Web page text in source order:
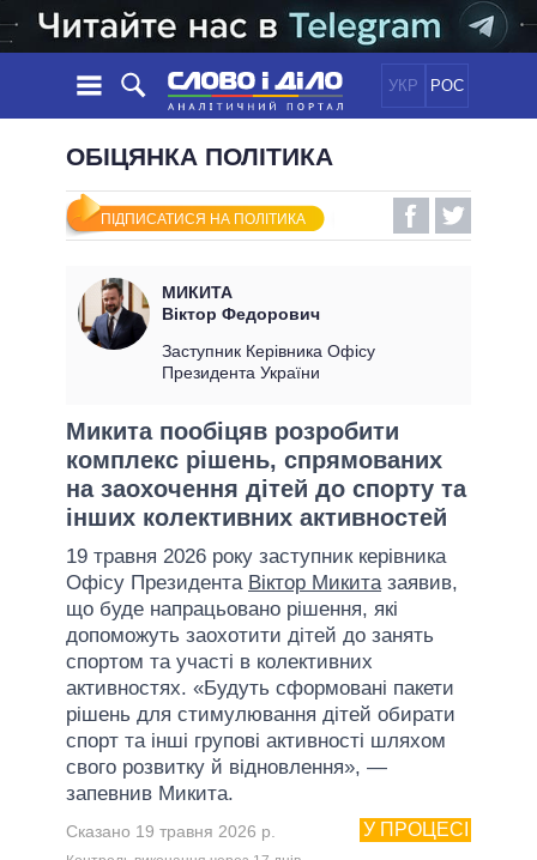
УКР РОС
НОВИНИ
СТРІЧКА
ПОДІЇ
СТАТТІ
ДУМКИ
ОГЛЯДИ
ДАЙДЖЕСТИ
ПОЛІТИКА
ЕКОНОМІКА
СВІТ
ОБIЦЯНКИ
УСІ ПОЛІТИКИ
ПРЕЗИДЕНТ І ОФІС
ВЕРХОВНА РАДА
ГОЛОВИ ОБЛАДМІНІСТРАЦІЙ
МЕРИ МІСТ
ВСІ ПЕРСОНИ
ІНФОГРАФІКА
ВІДЕО
ПОРІВНЯННЯ ПОЛІТИКІВ
ОБІЦЯНКА ПОЛІТИКА
ПІДПИСАТИСЯ НА ПОЛІТИКА
МИКИТА
Віктор Федорович
Заступник Керівника Офісу
Президента України
Микита пообіцяв розробити
комплекс рішень, спрямованих
на заохочення дітей до спорту та
інших колективних активностей
19 травня 2026 року заступник керівника
Офісу Президента Віктор Микита заявив,
що буде напрацьовано рішення, які
допоможуть заохотити дітей до занять
спортом та участі в колективних
активностях. «Будуть сформовані пакети
рішень для стимулювання дітей обирати
спорт та інші групові активності шляхом
свого розвитку й відновлення», —
запевнив Микита.
У ПРОЦЕСІ
Сказано 19 травня 2026 р.